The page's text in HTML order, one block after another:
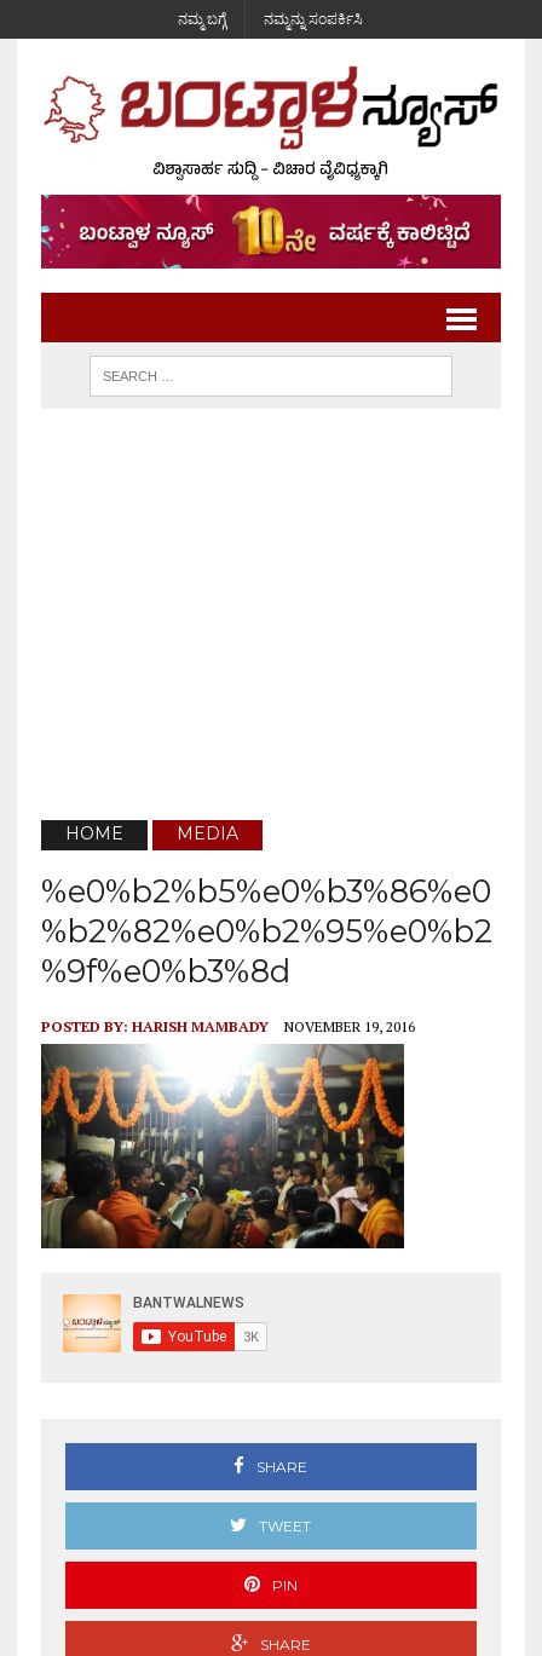
ನಮ್ಮ ಬಗ್ಗೆ ನಮ್ಮನ್ನು ಸಂಪರ್ಕಿಸಿ
HOME MEDIA
%e0%b2%b5%e0%b3%86%e0
%b2%82%e0%b2%95%e0%b2
%9f%e0%b3%8d
POSTED BY: HARISH MAMBADY NOVEMBER 19, 2016
SHARE
TWEET
PIN
SHARE